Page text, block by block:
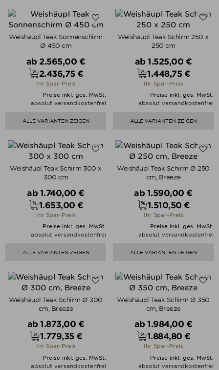
Weishäupl Teak Sonnenschirm
Ø 450 cm
Verkaufspreis
ab 2.565,00 €
Preis
2.436,75 €
Ihr Spar-Preis
Preise inkl. ges. MwSt.
absolut versandkostenfrei
ALLE VARIANTEN ZEIGEN
Weishäupl Teak Schirm 250 x
250 cm
Verkaufspreis
ab 1.525,00 €
Preis
1.448,75 €
Ihr Spar-Preis
Preise inkl. ges. MwSt.
absolut versandkostenfrei
ALLE VARIANTEN ZEIGEN
Weishäupl Teak Schirm 300 x
300 cm
Verkaufspreis
ab 1.740,00 €
Preis
1.653,00 €
Ihr Spar-Preis
Preise inkl. ges. MwSt.
absolut versandkostenfrei
ALLE VARIANTEN ZEIGEN
Weishäupl Teak Schirm Ø 250
cm, Breeze
Verkaufspreis
ab 1.590,00 €
Preis
1.510,50 €
Ihr Spar-Preis
Preise inkl. ges. MwSt.
absolut versandkostenfrei
ALLE VARIANTEN ZEIGEN
Weishäupl Teak Schirm Ø 300
cm, Breeze
Verkaufspreis
ab 1.873,00 €
Preis
1.779,35 €
Ihr Spar-Preis
Preise inkl. ges. MwSt.
absolut versandkostenfrei
Weishäupl Teak Schirm Ø 350
cm, Breeze
Verkaufspreis
ab 1.984,00 €
Preis
1.884,80 €
Ihr Spar-Preis
Preise inkl. ges. MwSt.
absolut versandkostenfrei